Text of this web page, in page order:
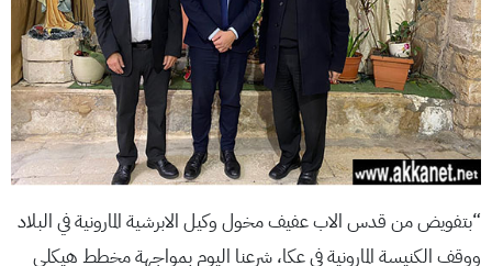
“بتفويض من قدس الاب عفيف مخول وكيل الابرشية المارونية في البلاد
ووقف الكنيسة المارونية في عكا، شرعنا اليوم بمواجهة مخطط هيكلي